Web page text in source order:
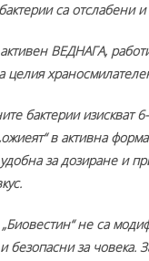
са отслабени
активен ВЕДНАГА,
целия
бактерии изискват
в активна
за дозиране и
не са
безопасни за човека.